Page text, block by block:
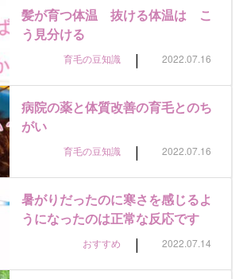
髪が育つ体温 抜ける体温は こ
う見分ける
育毛の豆知識 | 2022.07.16
病院の薬と体質改善の育毛とのち
がい
育毛の豆知識 | 2022.07.16
暑がりだったのに寒さを感じるよ
うになったのは正常な反応です
おすすめ | 2022.07.14